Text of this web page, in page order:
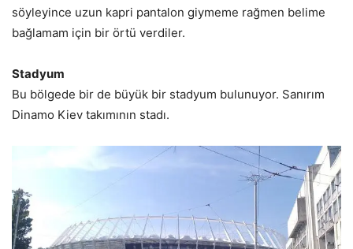
söyleyince uzun kapri pantalon giymeme rağmen belime
bağlamam için bir örtü verdiler.
Stadyum
Bu bölgede bir de büyük bir stadyum bulunuyor. Sanırım
Dinamo Kiev takımının stadı.